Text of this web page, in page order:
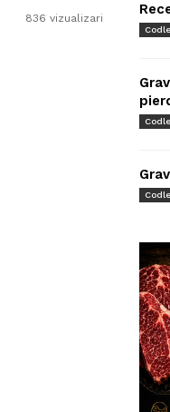
836 vizualizari